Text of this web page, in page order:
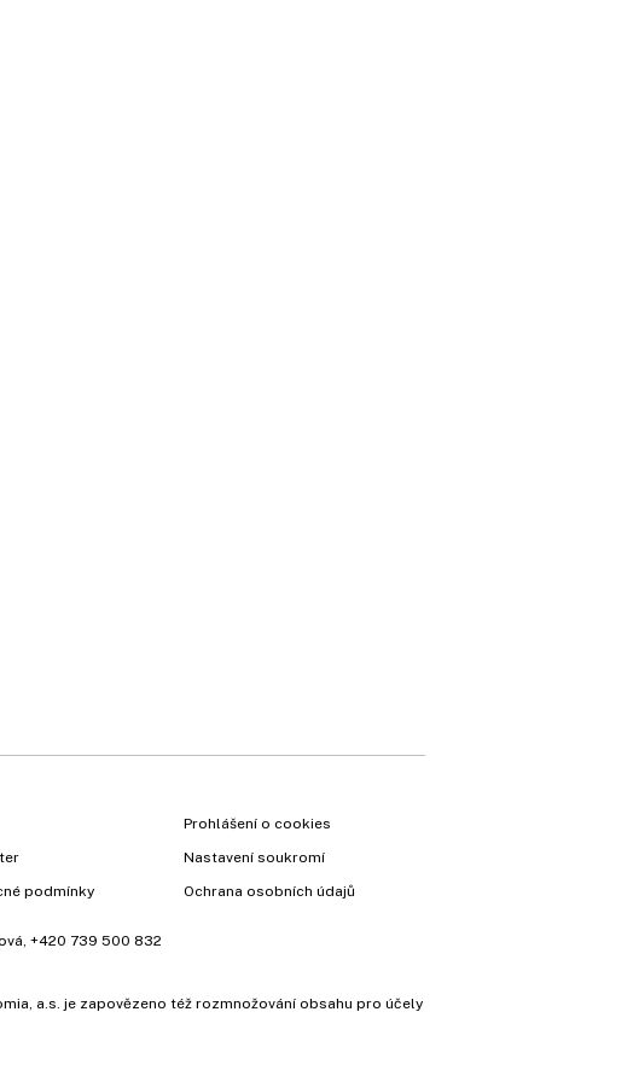
podmínky
Prohlášení o cookies
Nastavení soukromí
Ochrana osobních údajů
+420 739 500 832
a.s. je zapovězeno též rozmnožování obsahu pro účely